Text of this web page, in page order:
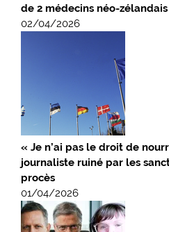
de 2 médecins néo-zélandais
02/04/2026
« Je n’ai pas le droit de
journaliste ruiné par les
procès
01/04/2026